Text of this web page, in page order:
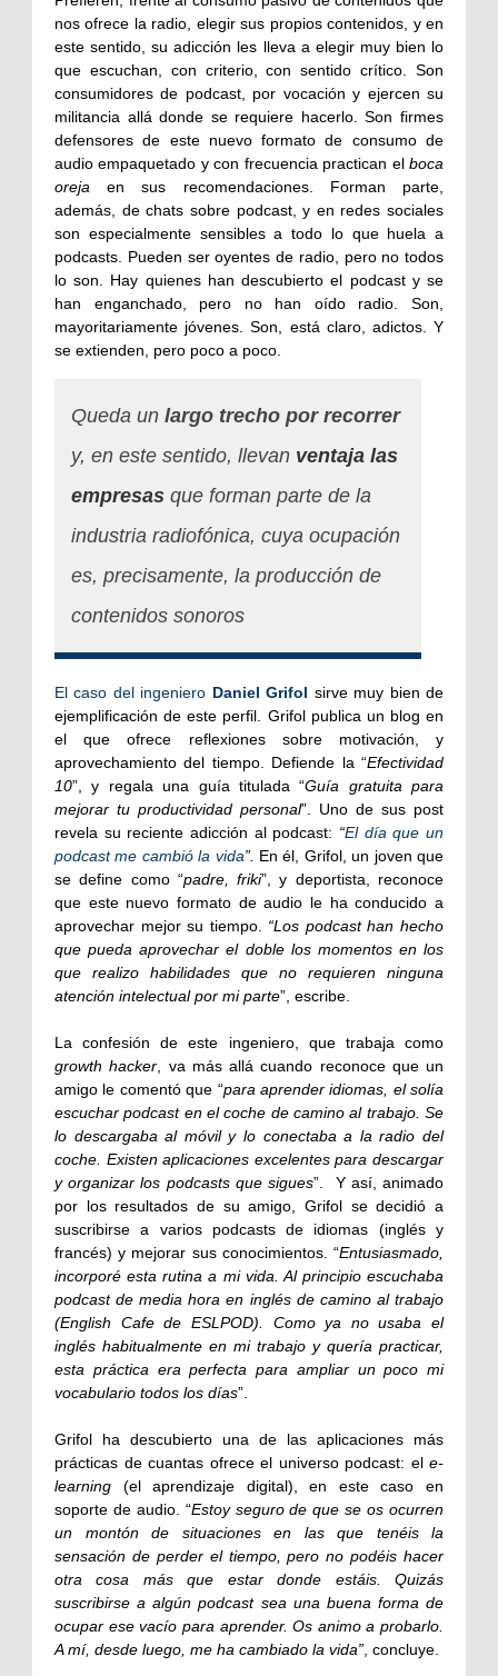
nos ofrece la radio, elegir sus propios contenidos, y en
este sentido, su adicción les lleva a elegir muy bien lo
que escuchan, con criterio, con sentido crítico. Son
consumidores de podcast, por vocación y ejercen su
militancia allá donde se requiere hacerlo. Son firmes
defensores de este nuevo formato de consumo de
audio empaquetado y con frecuencia practican el boca
oreja en sus recomendaciones. Forman parte,
además, de chats sobre podcast, y en redes sociales
son especialmente sensibles a todo lo que huela a
podcasts. Pueden ser oyentes de radio, pero no todos
lo son. Hay quienes han descubierto el podcast y se
han enganchado, pero no han oído radio. Son,
mayoritariamente jóvenes. Son, está claro, adictos. Y
se extienden, pero poco a poco.
Queda un largo trecho por recorrer
y, en este sentido, llevan ventaja las
empresas que forman parte de la
industria radiofónica, cuya ocupación
es, precisamente, la producción de
contenidos sonoros
El caso del ingeniero Daniel Grifol sirve muy bien de
ejemplificación de este perfil. Grifol publica un blog en
el que ofrece reflexiones sobre motivación, y
aprovechamiento del tiempo. Defiende la “Efectividad
10”, y regala una guía titulada “Guía gratuita para
mejorar tu productividad personal”. Uno de sus post
revela su reciente adicción al podcast: “El día que un
podcast me cambió la vida”. En él, Grifol, un joven que
se define como “padre, friki”, y deportista, reconoce
que este nuevo formato de audio le ha conducido a
aprovechar mejor su tiempo. “Los podcast han hecho
que pueda aprovechar el doble los momentos en los
que realizo habilidades que no requieren ninguna
atención intelectual por mi parte”, escribe.
La confesión de este ingeniero, que trabaja como
growth hacker, va más allá cuando reconoce que un
amigo le comentó que “para aprender idiomas, el solía
escuchar podcast en el coche de camino al trabajo. Se
lo descargaba al móvil y lo conectaba a la radio del
coche. Existen aplicaciones excelentes para descargar
y organizar los podcasts que sigues”. Y así, animado
por los resultados de su amigo, Grifol se decidió a
suscribirse a varios podcasts de idiomas (inglés y
francés) y mejorar sus conocimientos. “Entusiasmado,
incorporé esta rutina a mi vida. Al principio escuchaba
podcast de media hora en inglés de camino al trabajo
(English Cafe de ESLPOD). Como ya no usaba el
inglés habitualmente en mi trabajo y quería practicar,
esta práctica era perfecta para ampliar un poco mi
vocabulario todos los días”.
Grifol ha descubierto una de las aplicaciones más
prácticas de cuantas ofrece el universo podcast: el e-
learning (el aprendizaje digital), en este caso en
soporte de audio. “Estoy seguro de que se os ocurren
un montón de situaciones en las que tenéis la
sensación de perder el tiempo, pero no podéis hacer
otra cosa más que estar donde estáis. Quizás
suscribirse a algún podcast sea una buena forma de
ocupar ese vacío para aprender. Os animo a probarlo.
A mí, desde luego, me ha cambiado la vida”, concluye.